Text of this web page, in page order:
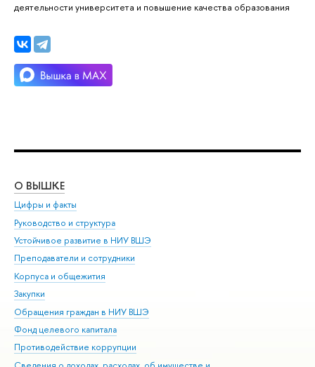
деятельности университета и повышение качества образования
О ВЫШКЕ
Цифры и факты
Руководство и структура
Устойчивое развитие в НИУ ВШЭ
Преподаватели и сотрудники
Корпуса и общежития
Закупки
Обращения граждан в НИУ ВШЭ
Фонд целевого капитала
Противодействие коррупции